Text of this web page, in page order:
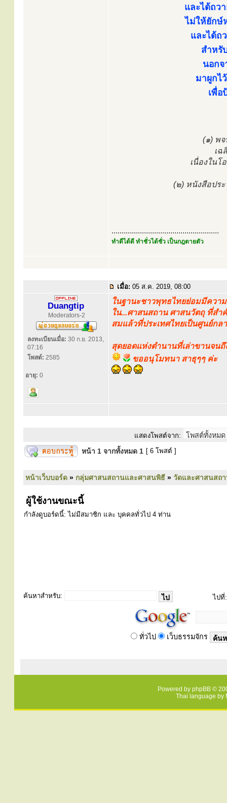
และได้ถว
ไม่ให้ยักษ์
และได้ถ
สำหรั
นอกจ
มาผูกไ
เพื่
(๑) พ
เฉ
เนื่องใน
(๒) หนังสือปร
.....................................................
ทำดีได้ดี ทำชั่วได้ชั่ว เป็นกฎตายตัว
เมื่อ: 05 ส.ค. 2019, 08:00
Duangtip
Moderators-2
ลงทะเบียนเมื่อ: 30 ก.ย. 2013,
07:16
โพสต์: 2585
อายุ: 0
ในฐานะชาวพุทธไทยย่อมมีควา
ใน...ศาสนสถาน ศาสนวัตถุ ที่ส
สมแล้วที่ประเทศไทยเป็นศูนย์ก
สุดยอดแห่งตำนานที่เล่าขานจนถึ
ขออนุโมทนา สาธุๆๆ ค่ะ
แสดงโพสต์จาก:
หน้า 1 จากทั้งหมด 1 [ 6 โพสต์ ]
หน้าเว็บบอร์ด » กลุ่มศาสนสถานและศาสนพิธี » วัดและศาสนสถ
ผู้ใช้งานขณะนี้
กำลังดูบอร์ดนี้: ไม่มีสมาชิก และ บุคคลทั่วไป 4 ท่าน
ค้นหาสำหรับ: ไปที่:
ทั่วไป เว็บธรรมจักร
Powered by phpBB ©
Thai language by